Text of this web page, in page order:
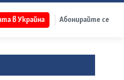
в Украйна Абонирайте се